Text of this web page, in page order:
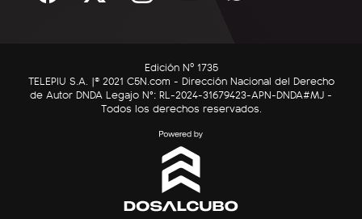
C5N Autos
RatingCero
Edición Nº 1735
TELEPIU S.A. |© 2021 C5N.com - Dirección Nacional del Derecho
de Autor DNDA Legajo N°: RL-2024-31679423-APN-DNDA#MJ -
Todos los derechos reservados.